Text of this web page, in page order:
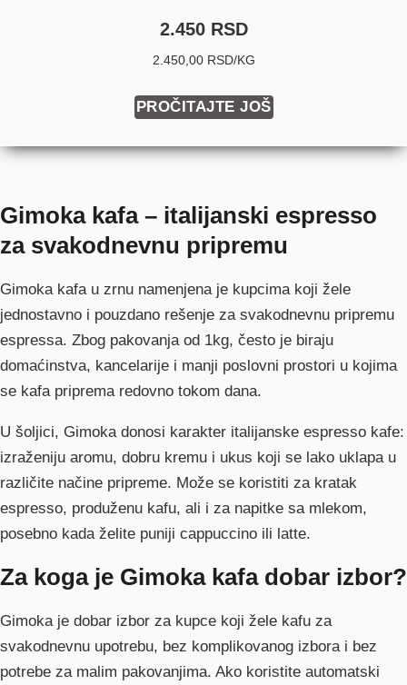
2.450 RSD
2.450,00 RSD/KG
PROČITAJTE JOŠ
Gimoka kafa – italijanski espresso
za svakodnevnu pripremu
Gimoka kafa u zrnu namenjena je kupcima koji žele
jednostavno i pouzdano rešenje za svakodnevnu pripremu
espressa. Zbog pakovanja od 1kg, često je biraju
domaćinstva, kancelarije i manji poslovni prostori u kojima
se kafa priprema redovno tokom dana.
U šoljici, Gimoka donosi karakter italijanske espresso kafe:
izraženiju aromu, dobru kremu i ukus koji se lako uklapa u
različite načine pripreme. Može se koristiti za kratak
espresso, produženu kafu, ali i za napitke sa mlekom,
posebno kada želite puniji cappuccino ili latte.
Za koga je Gimoka kafa dobar izbor?
Gimoka je dobar izbor za kupce koji žele kafu za
svakodnevnu upotrebu, bez komplikovanog izbora i bez
potrebe za malim pakovanjima. Ako koristite automatski